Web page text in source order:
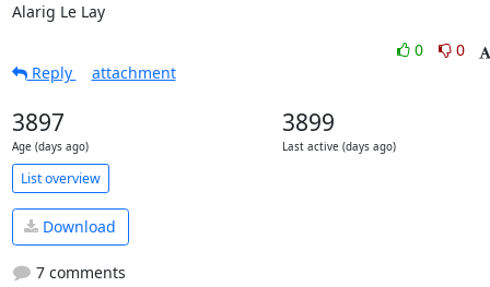
Alarig Le Lay
0
0
Reply
attachment
3897
Age (days ago)
3899
Last active (days ago)
List overview
Download
7 comments